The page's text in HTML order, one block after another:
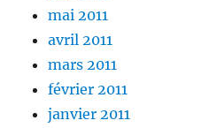
mai 2011
avril 2011
mars 2011
février 2011
janvier 2011